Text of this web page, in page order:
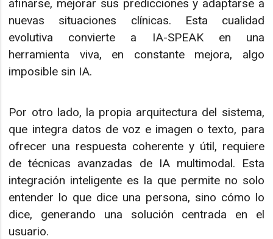
afinarse, mejorar sus predicciones y adaptarse a
nuevas situaciones clínicas. Esta cualidad
evolutiva convierte a IA-SPEAK en una
herramienta viva, en constante mejora, algo
imposible sin IA.
Por otro lado, la propia arquitectura del sistema,
que integra datos de voz e imagen o texto, para
ofrecer una respuesta coherente y útil, requiere
de técnicas avanzadas de IA multimodal. Esta
integración inteligente es la que permite no solo
entender lo que dice una persona, sino cómo lo
dice, generando una solución centrada en el
usuario.